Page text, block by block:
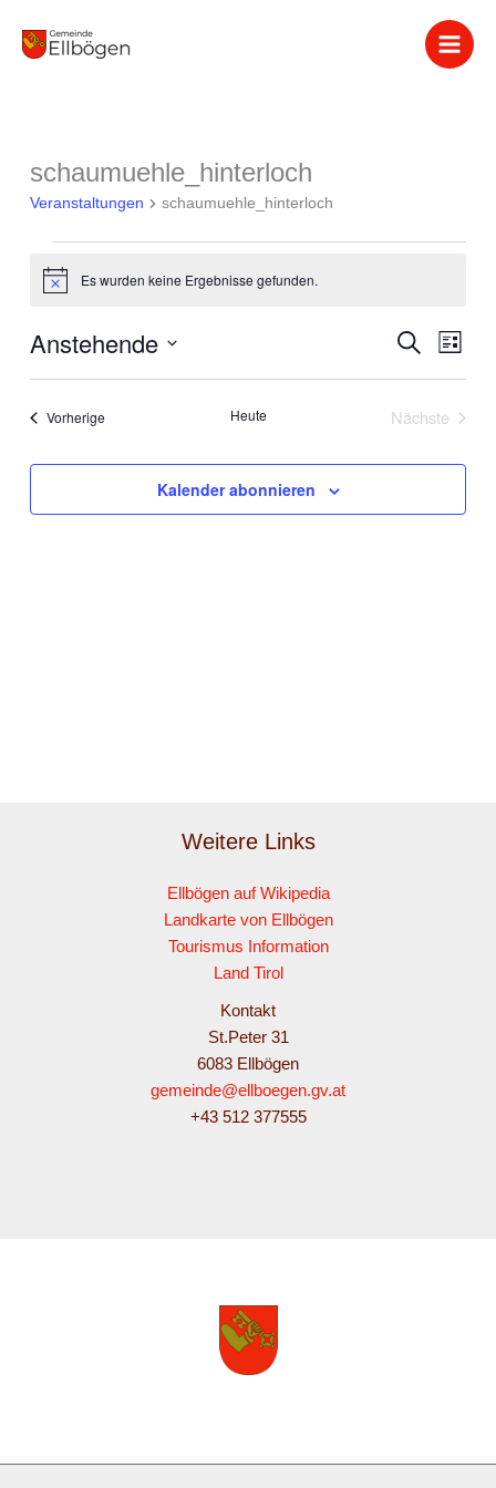
Inhalt
schaumuehle_hinterloch
Veranstaltungen schaumuehle_hinterloch
Veranstaltungen
HinweisEs wurden keine Ergebnisse gefunden.
Ansichten,
Suche
Liste
Anstehende
Vorherige Heute
Nächste
Kalender abonnieren
Weitere Links
Ellbögen auf Wikipedia
Landkarte von Ellbögen
Tourismus Information
Land Tirol
Kontakt
St.Peter 31
6083 Ellbögen
gemeinde@ellboegen.gv.at
+43 512 377555